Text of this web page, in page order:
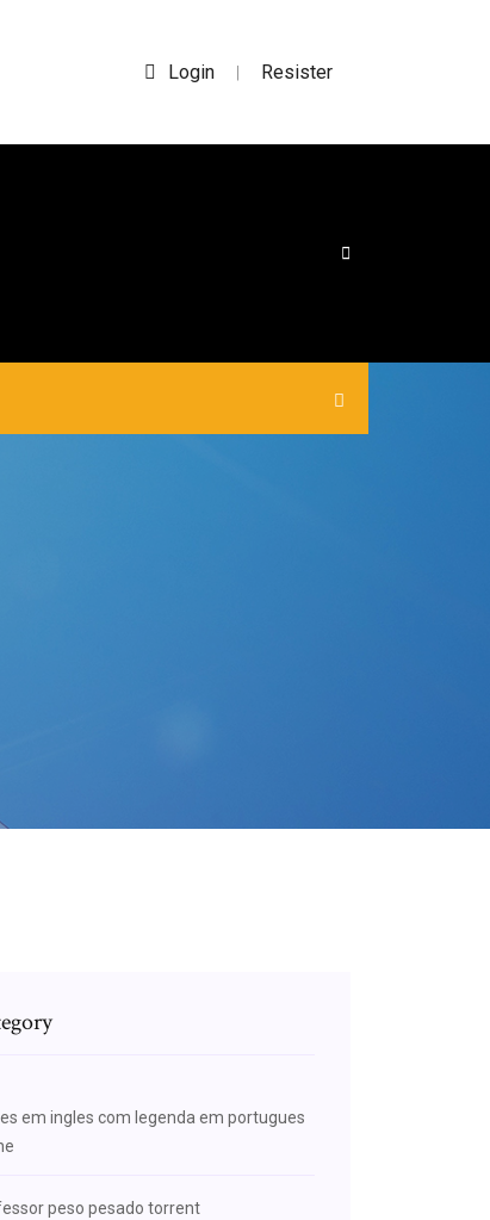
Login | Resister
em ingles com legenda em portugues
peso pesado torrent